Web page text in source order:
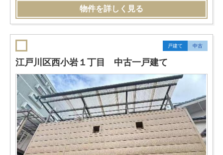
物件を詳しく見る
戸建て 中古
江戸川区西小岩１丁目 中古一戸建て